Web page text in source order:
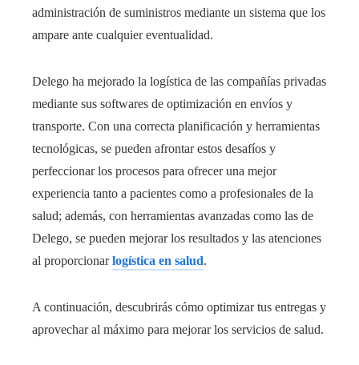
administración de suministros mediante un sistema que los
ampare ante cualquier eventualidad.
Delego ha mejorado la logística de las compañías privadas
mediante sus softwares de optimización en envíos y
transporte. Con una correcta planificación y herramientas
tecnológicas, se pueden afrontar estos desafíos y
perfeccionar los procesos para ofrecer una mejor
experiencia tanto a pacientes como a profesionales de la
salud; además, con herramientas avanzadas como las de
Delego, se pueden mejorar los resultados y las atenciones
al proporcionarlogística en salud.
A continuación, descubrirás cómo optimizar tus entregas y
aprovechar al máximo para mejorar los servicios de salud.